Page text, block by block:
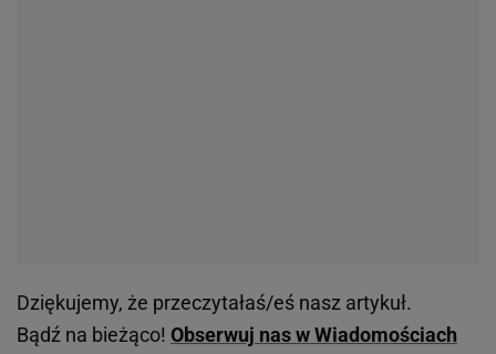
Dziękujemy, że przeczytałaś/eś nasz artykuł.
Bądź na bieżąco! Obserwuj nas w Wiadomościach